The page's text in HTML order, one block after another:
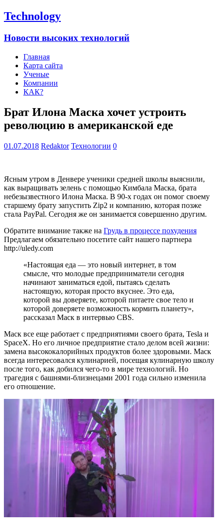
Technology
Новости высоких технологий
Главная
Карта сайта
Ученые
Компании
КАК?
Брат Илона Маска хочет устроить
революцию в американской еде
01.07.2018 Redaktor Технологии 0
Ясным утром в Денвере ученики средней школы выяснили,
как выращивать зелень с помощью Кимбала Маска, брата
небезызвестного Илона Маска. В 90-х годах он помог своему
старшему брату запустить Zip2 и компанию, которая позже
стала PayPal. Сегодня же он занимается совершенно другим.
Обратите внимание также на Грудь в процессе похудения
Предлагаем обязательно посетите сайт нашего партнера
http://uledy.com
«Настоящая еда — это новый интернет, в том
смысле, что молодые предприниматели сегодня
начинают заниматься едой, пытаясь сделать
настоящую, которая просто вкуснее. Это еда,
которой вы доверяете, которой питаете свое тело и
которой доверяете возможность кормить планету»,
рассказал Маск в интервью CBS.
Маск все еще работает с предприятиями своего брата, Tesla и
SpaceX. Но его личное предприятие стало делом всей жизни:
замена высококалорийных продуктов более здоровыми. Маск
всегда интересовался кулинарией, посещая кулинарную школу
после того, как добился чего-то в мире технологий. Но
трагедия с башнями-близнецами 2001 года сильно изменила
его отношение.